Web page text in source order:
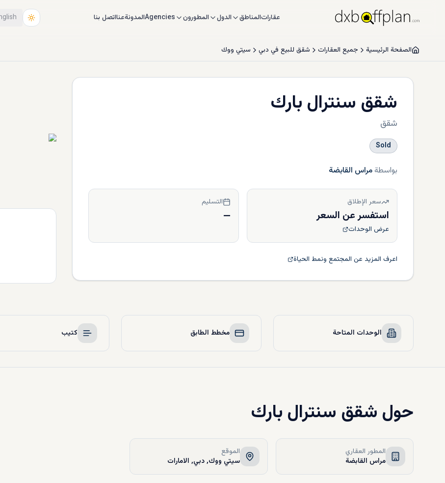
عقاراتالمناطق الدول المطورون Agenciesالمدونةعنااتصل بنا
الصفحة الرئيسية جميع العقارات شقق للبيع في دبي سيتي ووك
شقق سنترال بارك
شقق
Sold
بواسطةمراس القابضة
سعر الإطلاق
استفسر عن السعر
عرض الوحدات
التسليم
—
اعرف المزيد عن المجتمع ونمط الحياة
الوحدات المتاحة مخطط الطابق كتيب
حول شقق سنترال بارك
المطور العقاري
مراس القابضة
الموقع
سيتي ووك, دبي, الامارات